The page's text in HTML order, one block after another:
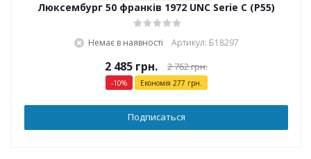
Люксембург 50 франків 1972 UNC Serie C (P55)
Немає в наявності Артикул: Б18297
2 485 грн. 2 762грн.
-10% Економія 277 грн.
Подписаться